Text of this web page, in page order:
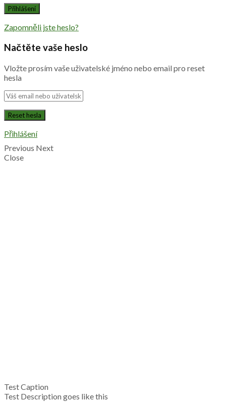
Zapomněli jste heslo?
Načtěte vaše heslo
Vložte prosím vaše uživatelské jméno nebo email pro reset
hesla
Přihlášení
Previous Next
Close
Test Caption
Test Description goes like this